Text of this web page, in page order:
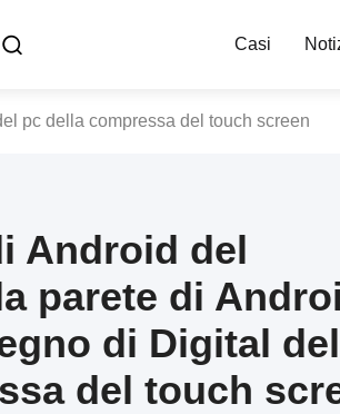
Casi
pc della compressa del touch screen
Android del
parete di
di Digital
del touch